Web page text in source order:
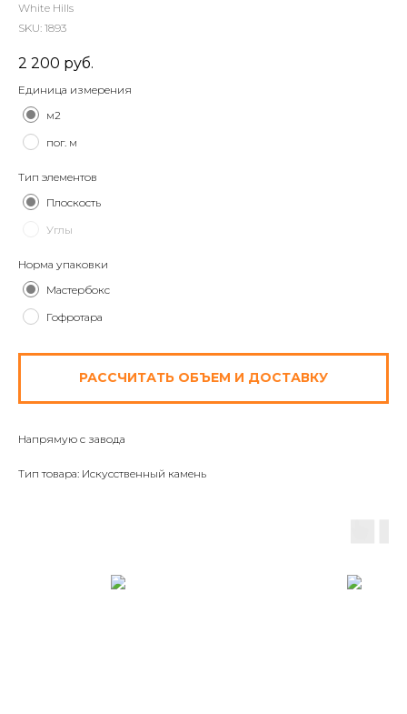
White Hills
SKU: 1893
2 200 руб.
Единица измерения
м2
пог. м
Тип элементов
Плоскость
Углы
Норма упаковки
Мастербокс
Гофротара
РАССЧИТАТЬ ОБЪЕМ И ДОСТАВКУ
Напрямую с завода
Тип товара: Искусственный камень